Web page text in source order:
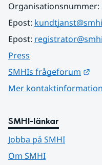
Organisationsnummer:
Epost:
Epost:
Press
SMHIs frågeforum
Mer kontaktinformation
SMHI-länkar
Jobba på SMHI
Om SMHI